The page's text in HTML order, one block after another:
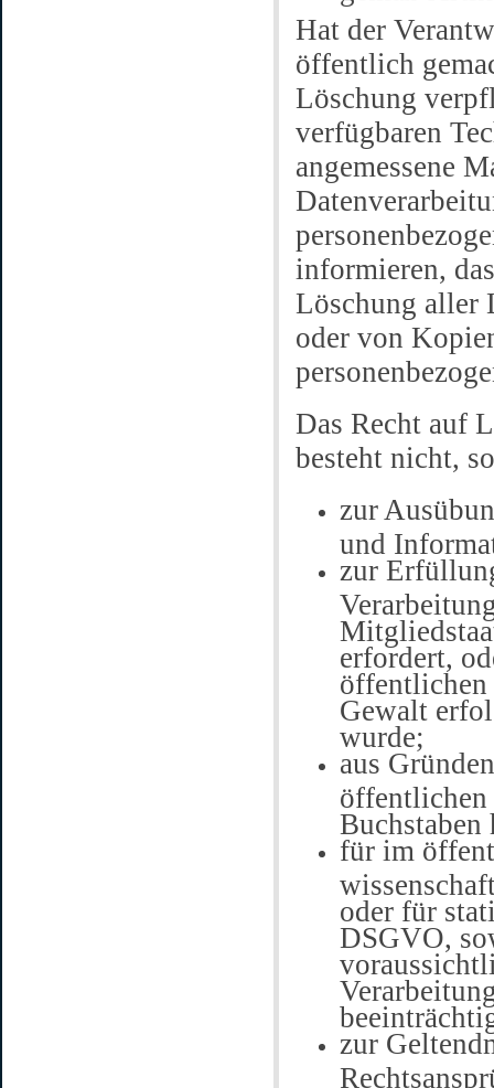
Hat der
öffentlich
Löschung
verfügbaren
angemessene
informieren,
Löschung aller
oder von
Das Recht auf
besteht nicht,
zur
und
zur
erfordert,
öffentlichen
Gewalt
wurde;
aus
öffentlichen
für im
oder für
DSGVO,
zur